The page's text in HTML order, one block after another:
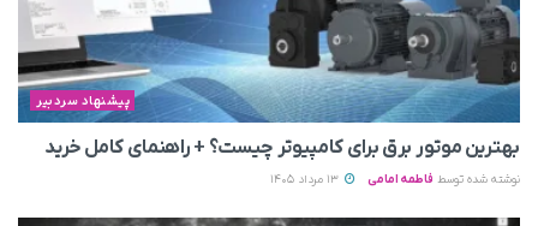
پیشنهاد سردبیر
بهترین موتور برق برای کامپیوتر چیست؟ + راهنمای کامل خرید
نوشته شده توسط فاطمه امامی